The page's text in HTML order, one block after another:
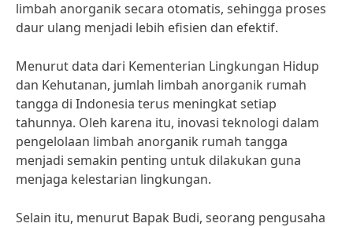
limbah anorganik secara otomatis, sehingga proses
daur ulang menjadi lebih efisien dan efektif.
Menurut data dari Kementerian Lingkungan Hidup
dan Kehutanan, jumlah limbah anorganik rumah
tangga di Indonesia terus meningkat setiap
tahunnya. Oleh karena itu, inovasi teknologi dalam
pengelolaan limbah anorganik rumah tangga
menjadi semakin penting untuk dilakukan guna
menjaga kelestarian lingkungan.
Selain itu, menurut Bapak Budi, seorang pengusaha